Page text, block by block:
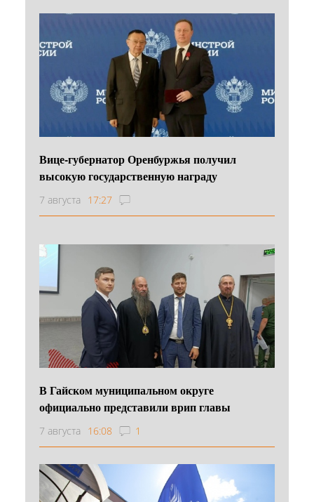
Вице-губернатор Оренбуржья получил
высокую государственную награду
7 августа 17:27
В Гайском муниципальном округе
официально представили врип главы
7 августа 16:08 1